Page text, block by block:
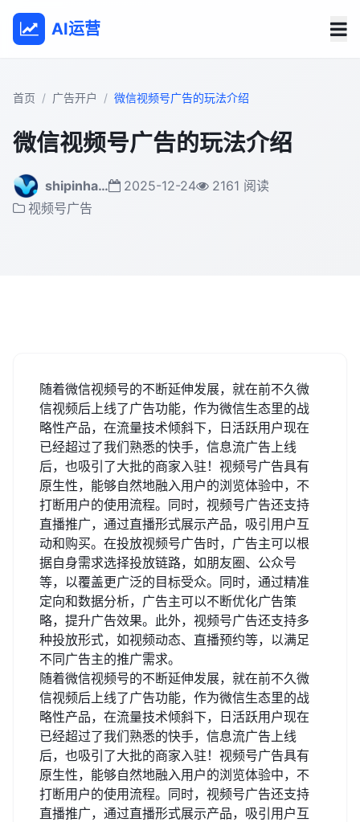
AI运营
首页 广告开户 微信视频号广告的玩法介绍
微信视频号广告的玩法介绍
shipinha… 2025-12-24
2161 阅读
视频号广告
随着微信视频号的不断延伸发展，就在前不久微
信视频后上线了广告功能，作为微信生态里的战
略性产品，在流量技术倾斜下，日活跃用户现在
已经超过了我们熟悉的快手，信息流广告上线
后，也吸引了大批的商家入驻！视频号广告具有
原生性，能够自然地融入用户的浏览体验中，不
打断用户的使用流程。同时，视频号广告还支持
直播推广，通过直播形式展示产品，吸引用户互
动和购买。在投放视频号广告时，广告主可以根
据自身需求选择投放链路，如朋友圈、公众号
等，以覆盖更广泛的目标受众。同时，通过精准
定向和数据分析，广告主可以不断优化广告策
略，提升广告效果。此外，视频号广告还支持多
种投放形式，如视频动态、直播预约等，以满足
不同广告主的推广需求。
随着微信视频号的不断延伸发展，就在前不久微
信视频后上线了广告功能，作为微信生态里的战
略性产品，在流量技术倾斜下，日活跃用户现在
已经超过了我们熟悉的快手，信息流广告上线
后，也吸引了大批的商家入驻！视频号广告具有
原生性，能够自然地融入用户的浏览体验中，不
打断用户的使用流程。同时，视频号广告还支持
直播推广，通过直播形式展示产品，吸引用户互